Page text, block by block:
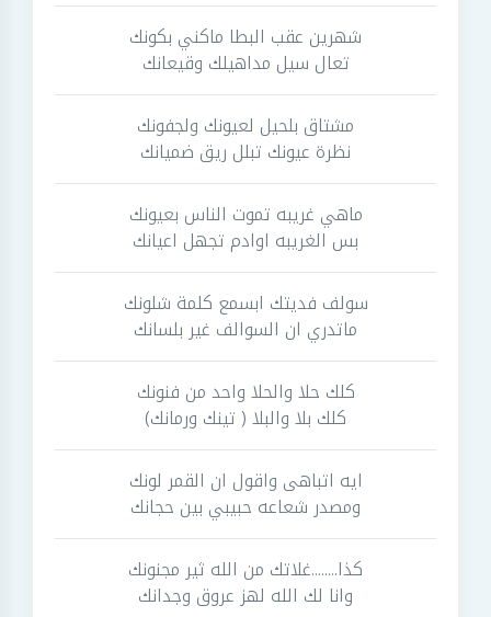
شهرين عقب البطا ماكني بكونك
تعال سيل مداهيلك وقيعانك
مشتاق بلحيل لعيونك ولجفونك
نظرة عيونك تبلل ريق ضميانك
ماهي غريبه تموت الناس بعيونك
بس الغريبه اوادم تجهل اعيانك
سولف فديتك ابسمع كلمة شلونك
ماتدري ان السوالف غير بلسانك
كلك حلا والحلا واحد من فنونك
كلك بلا والبلا ( تينك ورمانك)
ايه اتباهى واقول ان القمر لونك
ومصدر شعاعه حبيبي بين حجانك
كذا........غلاتك من الله ثير مجنونك
وانا لك الله لهز عروق وجدانك